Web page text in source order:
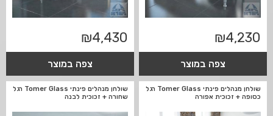
₪4,230
צפה במוצר
₪4,430
צפה במוצר
שולחן מנהלים פינתי Tomer Glass רגל
כסופה + זכוכית אפורה
שולחן מנהלים פינתי Tomer Glass רגל
שחורה + זכוכית לבנה